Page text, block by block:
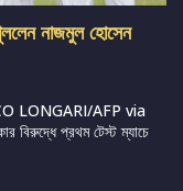
নাজমুল হোসেন
LONGARI/AFP via
বিরুদ্ধে প্রথম টেস্ট ম্যাচে